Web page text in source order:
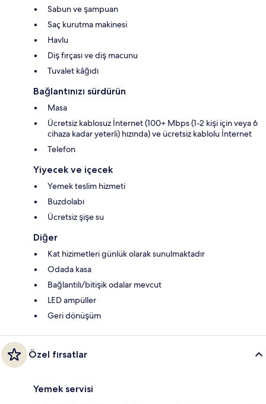
Sabun ve şampuan
Saç kurutma makinesi
Havlu
Diş fırçası ve diş macunu
Tuvalet kâğıdı
Bağlantınızı sürdürün
Masa
Ücretsiz kablosuz İnternet (100+ Mbps (1-2 kişi için veya 6
cihaza kadar yeterli) hızında) ve ücretsiz kablolu İnternet
Telefon
Yiyecek ve içecek
Yemek teslim hizmeti
Buzdolabı
Ücretsiz şişe su
Diğer
Kat hizimetleri günlük olarak sunulmaktadır
Odada kasa
Bağlantılı/bitişik odalar mevcut
LED ampüller
Geri dönüşüm
Özel fırsatlar
Yemek servisi